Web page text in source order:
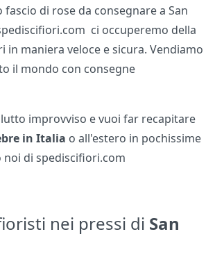
di rose da consegnare a San
ci occuperemo della
in maniera veloce e sicura. Vendiamo
il mondo con consegne
improvviso e vuoi far recapitare
in Italia o all'estero in pochissime
noi di spediscifiori.com
nei pressi di San